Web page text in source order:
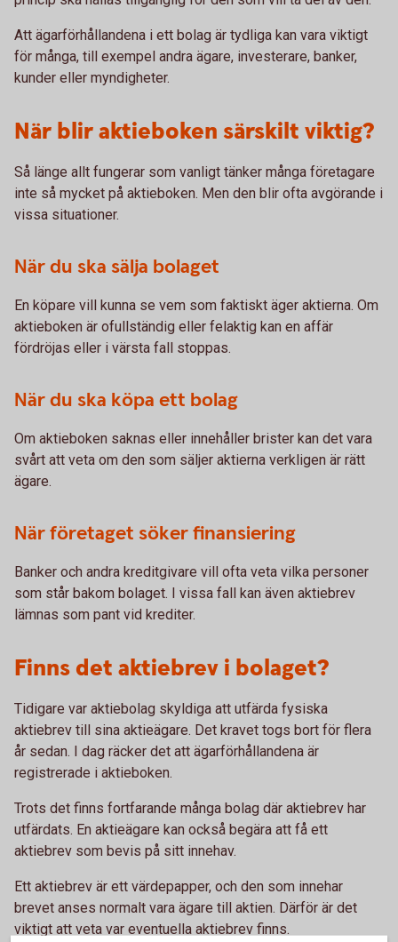
Att ägarförhållandena i ett bolag är tydliga kan vara viktigt
för många, till exempel andra ägare, investerare, banker,
kunder eller myndigheter.
När blir aktieboken särskilt viktig?
Så länge allt fungerar som vanligt tänker många företagare
inte så mycket på aktieboken. Men den blir ofta avgörande i
vissa situationer.
När du ska sälja bolaget
En köpare vill kunna se vem som faktiskt äger aktierna. Om
aktieboken är ofullständig eller felaktig kan en affär
fördröjas eller i värsta fall stoppas.
När du ska köpa ett bolag
Om aktieboken saknas eller innehåller brister kan det vara
svårt att veta om den som säljer aktierna verkligen är rätt
ägare.
När företaget söker finansiering
Banker och andra kreditgivare vill ofta veta vilka personer
som står bakom bolaget. I vissa fall kan även aktiebrev
lämnas som pant vid krediter.
Finns det aktiebrev i bolaget?
Tidigare var aktiebolag skyldiga att utfärda fysiska
aktiebrev till sina aktieägare. Det kravet togs bort för flera
år sedan. I dag räcker det att ägarförhållandena är
registrerade i aktieboken.
Trots det finns fortfarande många bolag där aktiebrev har
utfärdats. En aktieägare kan också begära att få ett
aktiebrev som bevis på sitt innehav.
Ett aktiebrev är ett värdepapper, och den som innehar
brevet anses normalt vara ägare till aktien. Därför är det
viktigt att veta var eventuella aktiebrev finns.